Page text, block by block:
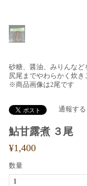
鮎甘露煮 ３尾
¥1,400
数量
砂糖、醤油、みりんな
尻尾までやわらかく炊き
※商品画像は2尾です
通報する